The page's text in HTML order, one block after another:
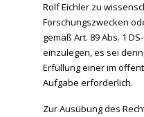
Rolf Eichler zu
Forschungszwecken
gemäß Art. 89 Abs. 1
einzulegen, es sei
Erfüllung einer im
Aufgabe erforderlich.
Zur Ausübung des